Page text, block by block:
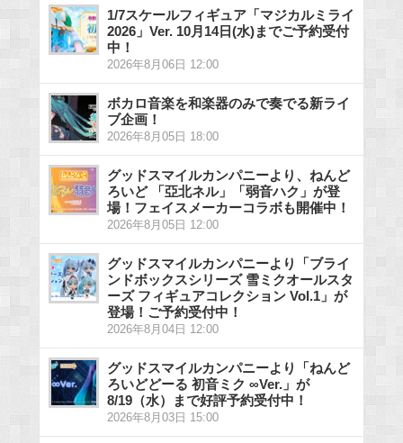
1/7スケールフィギュア「マジカルミライ
2026」Ver. 10月14日(水)までご予約受付
中！
2026年8月06日 12:00
ボカロ音楽を和楽器のみで奏でる新ライ
ブ企画！
2026年8月05日 18:00
グッドスマイルカンパニーより、ねんど
ろいど 「亞北ネル」「弱音ハク」が登
場！フェイスメーカーコラボも開催中！
2026年8月05日 12:00
グッドスマイルカンパニーより「ブライ
ンドボックスシリーズ 雪ミクオールスタ
ーズ フィギュアコレクション Vol.1」が
登場！ご予約受付中！
2026年8月04日 12:00
グッドスマイルカンパニーより「ねんど
ろいどどーる 初音ミク ∞Ver.」が
8/19（水）まで好評予約受付中！
2026年8月03日 15:00